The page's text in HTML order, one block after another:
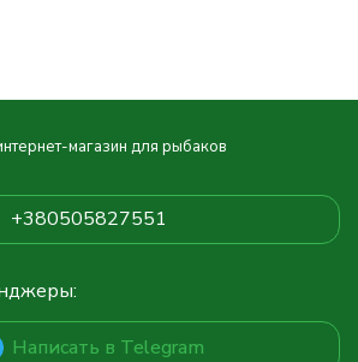
магазин для рыбаков
+380505827551
Написать в Telegram